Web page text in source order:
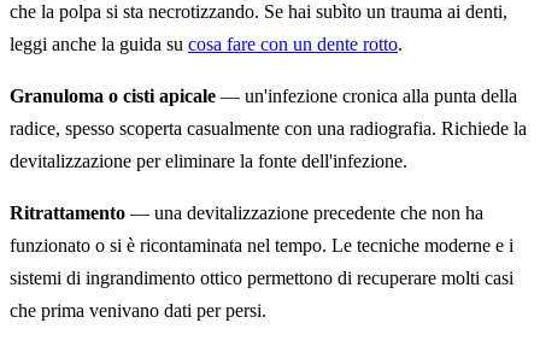
che la polpa si sta necrotizzando. Se hai subìto un trauma ai denti,
leggi anche la guida su cosa fare con un dente rotto.
Granuloma o cisti apicale — un'infezione cronica alla punta della
radice, spesso scoperta casualmente con una radiografia. Richiede la
devitalizzazione per eliminare la fonte dell'infezione.
Ritrattamento — una devitalizzazione precedente che non ha
funzionato o si è ricontaminata nel tempo. Le tecniche moderne e i
sistemi di ingrandimento ottico permettono di recuperare molti casi
che prima venivano dati per persi.